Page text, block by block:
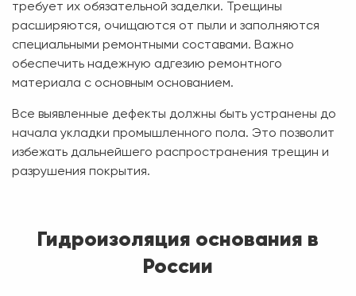
требует их обязательной заделки. Трещины
расширяются, очищаются от пыли и заполняются
специальными ремонтными составами. Важно
обеспечить надежную адгезию ремонтного
материала с основным основанием.
Все выявленные дефекты должны быть устранены до
начала укладки промышленного пола. Это позволит
избежать дальнейшего распространения трещин и
разрушения покрытия.
Гидроизоляция основания в
России